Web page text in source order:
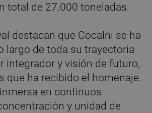
total de 27.000 toneladas.
destacan que Cocalni se ha
largo de toda su trayectoria
integrador y visión de futuro,
que ha recibido el homenaje.
en continuos
y unidad de